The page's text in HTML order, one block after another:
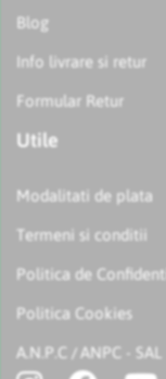
Blog
Info livrare si retur
Formular Retur
Utile
Modalitati de plata
Termeni si conditii
Politica de
Politica Cookies
A.N.P.C / ANPC - SAL